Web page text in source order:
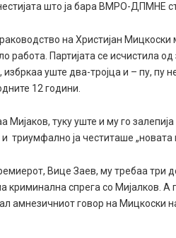
што ја бара ВМРО-ДПМНЕ
на Христијан
работа. Партијата се исчистила
избркаа уште два-тројца и – пу,
12 години.
Мијаков, туку уште и му го
триумфално ја честиташе
Вице Заев, му требаа три
криминална спрега со Мијалков.
амнезичниот говор на Мицкоски